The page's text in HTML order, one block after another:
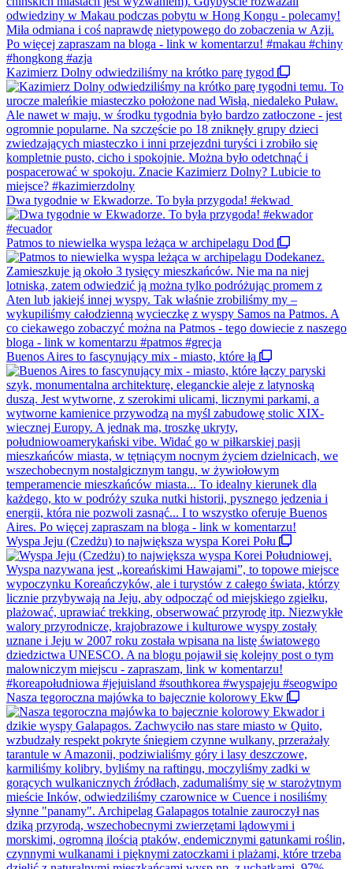
Kazimierz Dolny odwiedziliśmy na krótko parę tygod
Dwa tygodnie w Ekwadorze. To była przygoda! #ekwad
Patmos to niewielka wyspa leżąca w archipelagu Dod
Buenos Aires to fascynujący mix - miasto, które łą
Wyspa Jeju (Czedżu) to największa wyspa Korei Połu
Nasza tegoroczna majówka to bajecznie kolorowy Ekw